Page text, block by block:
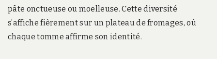
pâte onctueuse ou moelleuse. Cette diversité
s’affiche fièrement sur un plateau de fromages, où
chaque tomme affirme son identité.